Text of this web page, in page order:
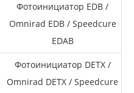
Фотоинициатор EDB /
Omnirad EDB / Speedcure
EDAB
Фотоинициатор DETX /
Omnirad DETX / Speedcure